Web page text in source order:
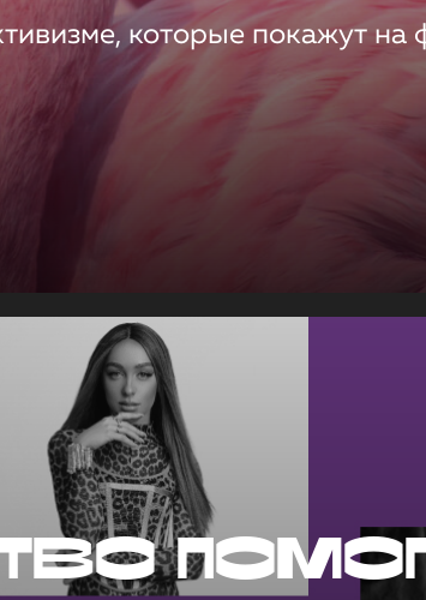
которые покажут на